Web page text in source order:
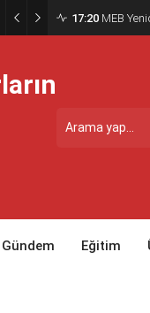
17:20 MEB
Gündem Eğitim